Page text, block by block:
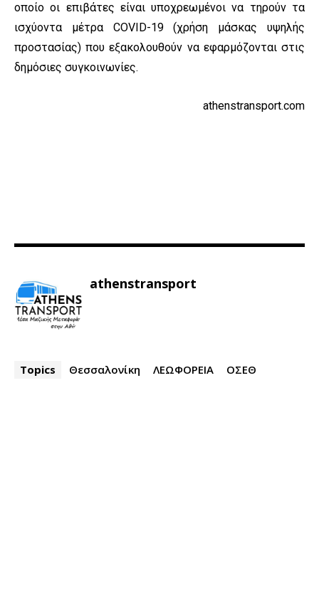
οποίο οι επιβάτες είναι υποχρεωμένοι να τηρούν τα
ισχύοντα μέτρα COVID-19 (χρήση μάσκας υψηλής
προστασίας) που εξακολουθούν να εφαρμόζονται στις
δημόσιες συγκοινωνίες.
athenstransport.com
athenstransport
Topics Θεσσαλονίκη ΛΕΩΦΟΡΕΙΑ ΟΣΕΘ